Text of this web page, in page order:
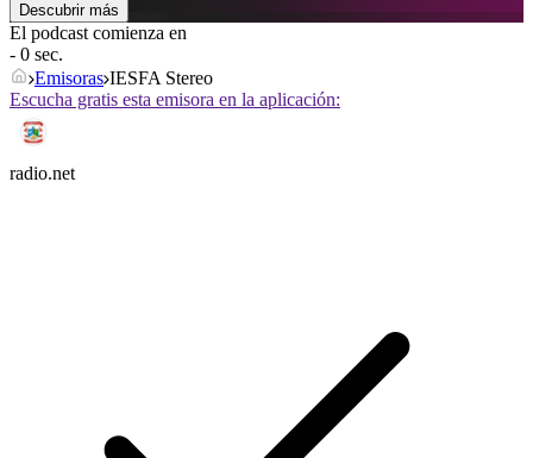
Descubrir más
El podcast comienza en
- 0 sec.
Emisoras IESFA Stereo
Escucha gratis esta emisora en la aplicación:
radio.net